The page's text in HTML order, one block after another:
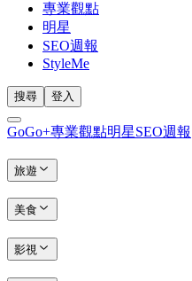
專業觀點
明星
SEO週報
StyleMe
搜尋 登入
GoGo+專業觀點明星SEO週報
旅遊
美食
影視